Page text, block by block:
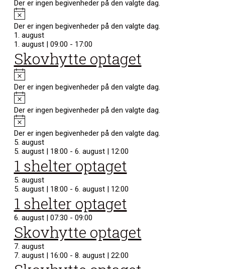
Der er ingen begivenheder på den valgte dag.
Notice
Der er ingen begivenheder på den valgte dag.
1. august
1. august | 09:00 - 17:00
Skovhytte optaget
Notice
Der er ingen begivenheder på den valgte dag.
Notice
Der er ingen begivenheder på den valgte dag.
Notice
Der er ingen begivenheder på den valgte dag.
5. august
5. august | 18:00 - 6. august | 12:00
1 shelter optaget
5. august
5. august | 18:00 - 6. august | 12:00
1 shelter optaget
6. august | 07:30 - 09:00
Skovhytte optaget
7. august
7. august | 16:00 - 8. august | 22:00